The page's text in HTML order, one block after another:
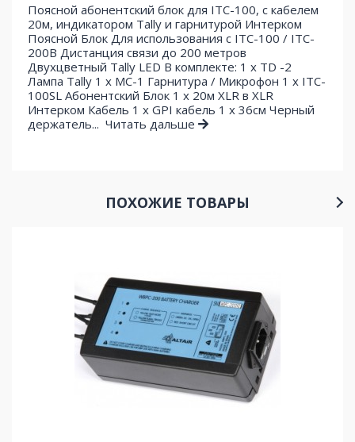
Поясной абонентский блок для ITC-100, с кабелем
20м, индикатором Tally и гарнитурой Интерком
Поясной Блок Для использования с ITC-100 / ITC-
200B Дистанция связи до 200 метров
Двухцветный Tally LED В комплекте: 1 x TD -2
Лампа Tally 1 x MC-1 Гарнитура / Микрофон 1 x ITC-
100SL Абонентский Блок 1 x 20м XLR в XLR
Интерком Кабель 1 x GPI кабель 1 x 36cм Черный
держатель... Читать дальше
ПОХОЖИЕ ТОВАРЫ